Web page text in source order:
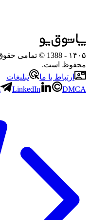
۱۴۰۵
- 1388 ©
محفوظ است.
ارتباط با ما
تبلیغات
LinkedIn DMCA